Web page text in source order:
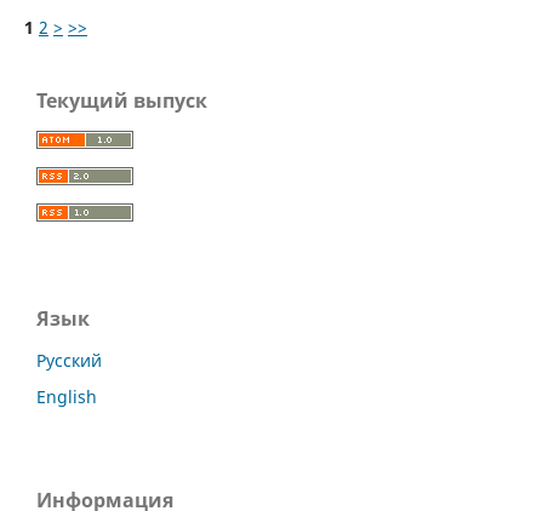
1 2 > >>
Текущий выпуск
Язык
Русский
English
Информация